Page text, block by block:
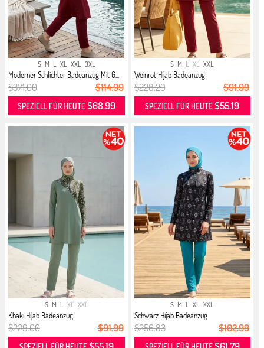
S M L XL XXL 3XL
Moderner Schlichter Badeanzug Mit G...
$371.00 $114.99
SPEZIELL FÜR HEUTE$68.99
S M L XL XXL
Weinrot Hijab Badeanzug
$228.29 $91.99
SPEZIELL FÜR HEUTE$55.19
S M L XL XXL
Khaki Hijab Badeanzug
$229.00 $91.99
S M L XL XXL
Schwarz Hijab Badeanzug
$256.83 $102.99